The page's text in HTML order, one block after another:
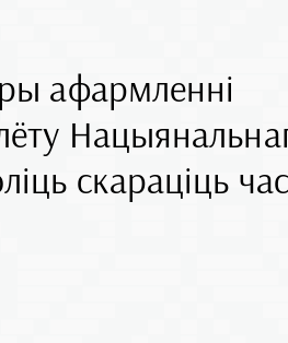
афармленні
скараціць час